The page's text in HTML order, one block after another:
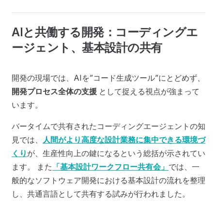
AIと共働する開発：コーディングエ
ージェント、基本設計の共有
開発の現場では、AIを”コード生成ツール”にとどめず、
開発プロセス全体の支援 として捉える視点が強まって
います。
バータイムで共有されたコーディングエージェントの知
見では、 人間がより高度な設計業務に集中できる環境づ
くり が、生産性向上の鍵になるという総括が示されてい
ます。 また 「基本設計ワークフロー共有会」 では、一
般的なソフトウェア開発における基本設計の流れを整理
し、共通言語として共有する試みが行われました。